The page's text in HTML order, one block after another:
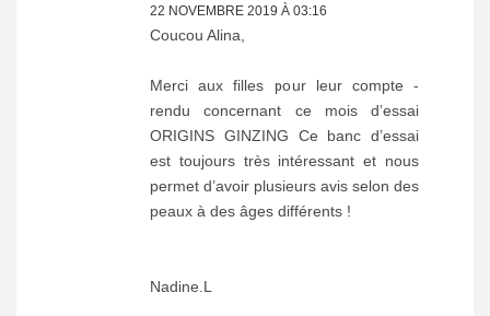
22 NOVEMBRE 2019 À 03:16
Coucou Alina,
Merci aux filles pour leur compte -
rendu concernant ce mois d’essai
ORIGINS GINZING Ce banc d’essai
est toujours très intéressant et nous
permet d’avoir plusieurs avis selon des
peaux à des âges différents !
Nadine.L